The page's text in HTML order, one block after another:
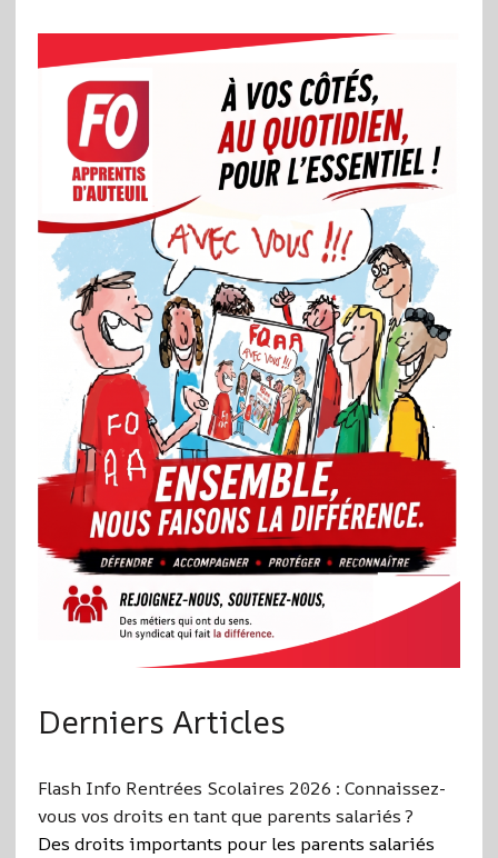
Derniers Articles
Flash Info Rentrées Scolaires 2026 : Connaissez-
vous vos droits en tant que parents salariés ?
Des droits importants pour les parents salariés